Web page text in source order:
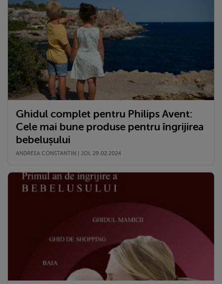
Ghidul complet pentru Philips Avent:
Cele mai bune produse pentru îngrijirea
bebelușului
ANDREEA CONSTANTIN | JOI, 29.02.2024